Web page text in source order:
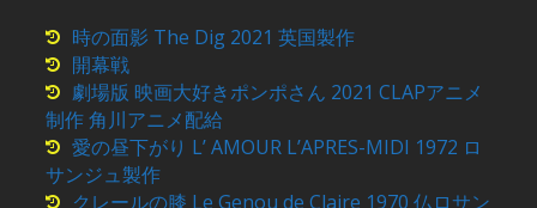
時の面影 The Dig 2021 英国製作
開幕戦
劇場版 映画大好きポンポさん 2021 CLAPアニメ
制作 角川アニメ配給
愛の昼下がり L’ AMOUR L’APRES-MIDI 1972 ロ
サンジュ製作
クレールの膝 Le Genou de Claire 1970 仏ロサン